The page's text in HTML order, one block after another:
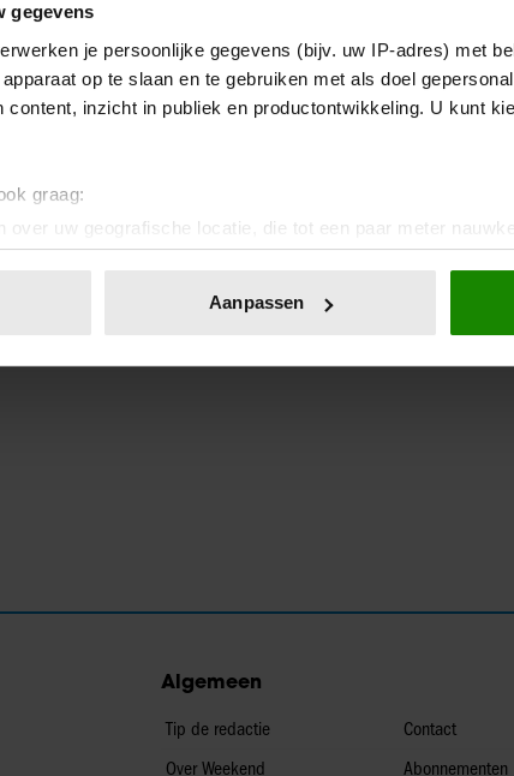
gegevens
je persoonlijke gegevens (bijv. uw IP-adres) met
op te slaan en te gebruiken met als doel
content, inzicht in publiek en productontwikkeling. U kunt
graag:
over uw geografische locatie, die tot een paar meter
door het actief te scannen op specifieke eigenschappen
of intrekken in de Cookieverklaring.
Aanpassen
Algemeen
Tip de redactie
Over Weekend
Contact
Abonnementen